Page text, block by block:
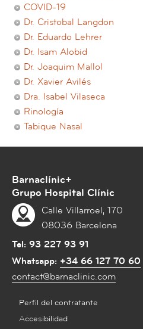
COVID-19
Dr. Cristobal Langdon
Dr. Eduardo Lehrer
Dr. Isam Alobid
Dr. Joaquim Mallol
Dr. Xavier Avilés
Dra. Isabel Vilaseca
Rinología
Tabique Nasal
Barnaclínic+
Grupo Hospital Clínic
Calle Villarroel, 170
08036 Barcelona
Tel: 93 227 93 91
Whatsapp: +34 66 127 70 60
contact@barnaclinic.com
Perfil del contratante
Accesibilidad